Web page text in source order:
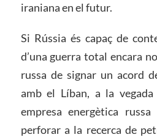
iraniana en el futur.
Si Rússia és capaç de
d’una guerra total encara
russa de signar un acord
amb el Líban, a la
empresa energètica
perforar a la recerca de